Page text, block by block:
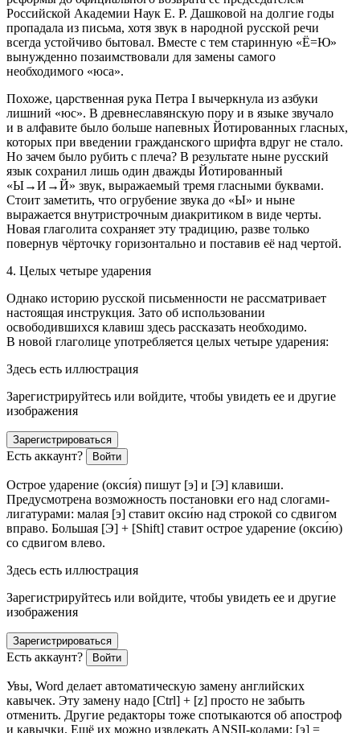
Российской Академии Наук Е. Р. Дашковой на долгие годы
пропадала из письма, хотя звук в народной русской речи
всегда устойчиво бытовал. Вместе с тем старинную «Ё=Ю»
вынужденно позаимствовали для замены самого
необходимого «юса».
Похоже, царственная рука Петра I вычеркнула из азбуки
лишний «юс». В древнеславянскую пору и в языке звучало
и в алфавите было больше напевных Йотированных гласных,
которых при введении гражданского шрифта вдруг не стало.
Но зачем было рубить с плеча? В результате ныне русский
язык сохранил лишь один дважды Йотированный
«Ы→И→Й» звук, выражаемый тремя гласными буквами.
Стоит заметить, что огрубение звука до «Ы» и ныне
выражается внутристрочным диакритиком в виде черты.
Новая глаголита сохраняет эту традицию, разве только
повернув чёрточку горизонтально и поставив её над чертой.
4. Целых четыре ударения
Однако историю русской письменности не рассматривает
настоящая инструкция. Зато об использовании
освободившихся клавиш здесь рассказать необходимо.
В новой глаголице употребляется целых четыре ударения:
Здесь есть иллюстрация
Зарегистрируйтесь или войдите, чтобы увидеть ее и другие
изображения
Зарегистрироваться
Есть аккаунт? Войти
Острое ударение (окси́я) пишут [э] и [Э] клавиши.
Предусмотрена возможность постановки его над слогами-
лигатурами: малая [э] ставит окси́ю над строкой со сдвигом
вправо. Большая [Э] + [Shift] ставит острое ударение (окси́ю)
со сдвигом влево.
Здесь есть иллюстрация
Зарегистрируйтесь или войдите, чтобы увидеть ее и другие
изображения
Зарегистрироваться
Есть аккаунт? Войти
Увы, Word делает автоматическую замену английских
кавычек. Эту замену надо [Ctrl] + [z] просто не забыть
отменить. Другие редакторы тоже спотыкаются об апостроф
и кавычки. Ещё их можно извлекать ANSII-кодами: [э] =